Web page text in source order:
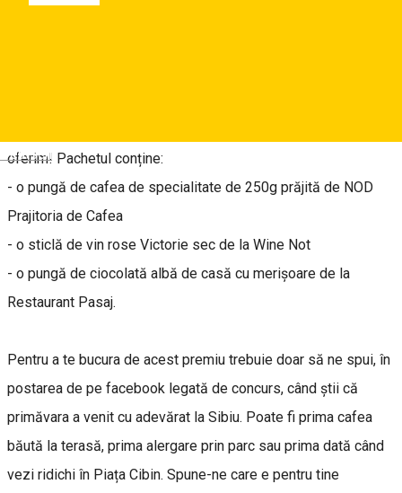
Deutsch
oferim! Pachetul conține:
- o pungă de cafea de specialitate de 250g prăjită de NOD
Prajitoria de Cafea
- o sticlă de vin rose Victorie sec de la Wine Not
- o pungă de ciocolată albă de casă cu merișoare de la
Restaurant Pasaj.
Pentru a te bucura de acest premiu trebuie doar să ne spui, în
postarea de pe facebook legată de concurs, când știi că
primăvara a venit cu adevărat la Sibiu. Poate fi prima cafea
băută la terasă, prima alergare prin parc sau prima dată când
vezi ridichi în Piața Cibin. Spune-ne care e pentru tine